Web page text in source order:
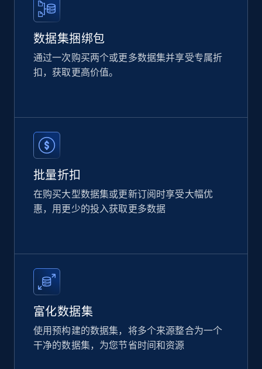
Details founded, Details type, Country code,
Company type, and more.
Business Popular
Google maps reviews
URL, Place id, Place name, Country, Address,
Review id, Reviewer name, Reviews by reviewer,
and more.
4.2K+ 303+ 立即购买
Glassdoor companies reviews
Overview id, Review id, Review url, Rating date,
Count helpful, Count unhelpful, Employee job
数据集捆绑包
通过一次购买两个或更多数据集并享受专属折
扣，获取更高价值。
批量折扣
在购买大型数据集或更新订阅时享受大幅优
惠，用更少的投入获取更多数据
富化数据集
使用预构建的数据集，将多个来源整合为一个
干净的数据集，为您节省时间和资源